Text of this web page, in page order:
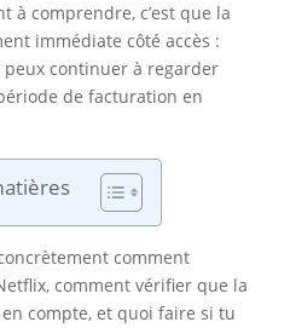
à comprendre, c’est que la
immédiate côté accès :
continuer à regarder
de facturation en
comment
comment vérifier que la
compte, et quoi faire si tu